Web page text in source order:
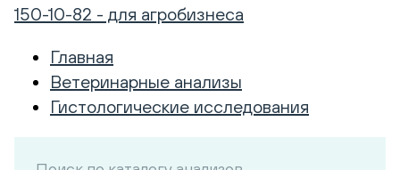
150-10-82 - для агробизнеса
Главная
Ветеринарные анализы
Гистологические исследования